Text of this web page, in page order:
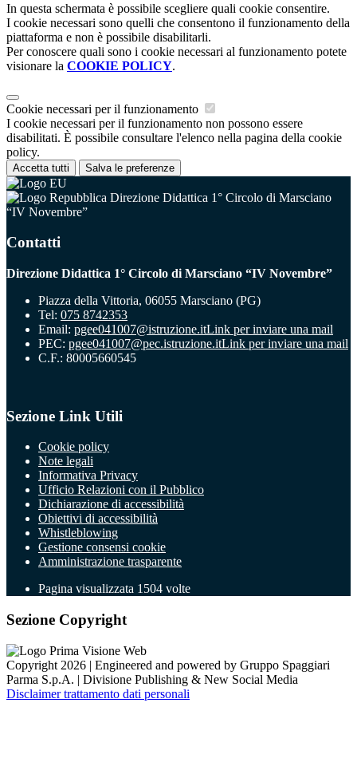
In questa schermata è possibile scegliere quali cookie consentire.
I cookie necessari sono quelli che consentono il funzionamento della
piattaforma e non è possibile disabilitarli.
Per conoscere quali sono i cookie necessari al funzionamento potete
visionare la COOKIE POLICY.
Cookie necessari per il funzionamento
I cookie necessari per il funzionamento non possono essere
disabilitati. È possibile consultare l'elenco nella pagina della cookie
policy.
Accetta tutti Salva le preferenze
Direzione Didattica 1° Circolo di Marsciano
“IV Novembre”
Contatti
Direzione Didattica 1° Circolo di Marsciano “IV Novembre”
Piazza della Vittoria, 06055 Marsciano (PG)
Tel: 075 8742353
Email: pgee041007@istruzione.itLink per inviare una mail
PEC: pgee041007@pec.istruzione.itLink per inviare una mail
C.F.: 80005660545
Sezione Link Utili
Cookie policy
Note legali
Informativa Privacy
Ufficio Relazioni con il Pubblico
Dichiarazione di accessibilità
Obiettivi di accessibilità
Whistleblowing
Gestione consensi cookie
Amministrazione trasparente
Pagina visualizzata 1504 volte
Sezione Copyright
Copyright 2026 | Engineered and powered by Gruppo Spaggiari
Parma S.p.A. | Divisione Publishing & New Social Media
Disclaimer trattamento dati personali